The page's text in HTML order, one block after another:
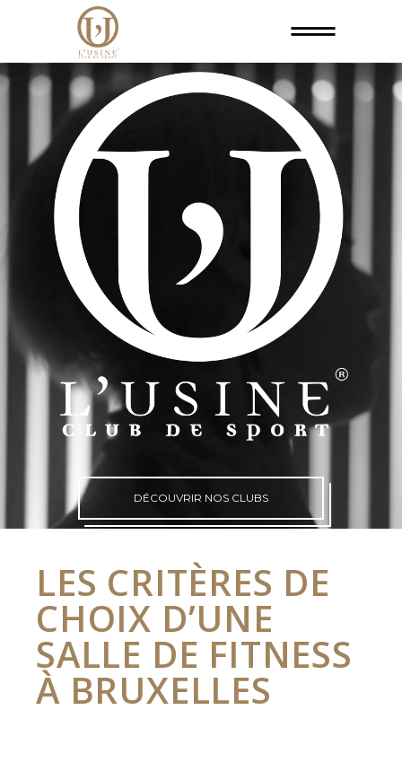
DÉCOUVRIR NOS CLUBS
LES CRITÈRES DE
CHOIX D’UNE
SALLE DE FITNESS
À BRUXELLES